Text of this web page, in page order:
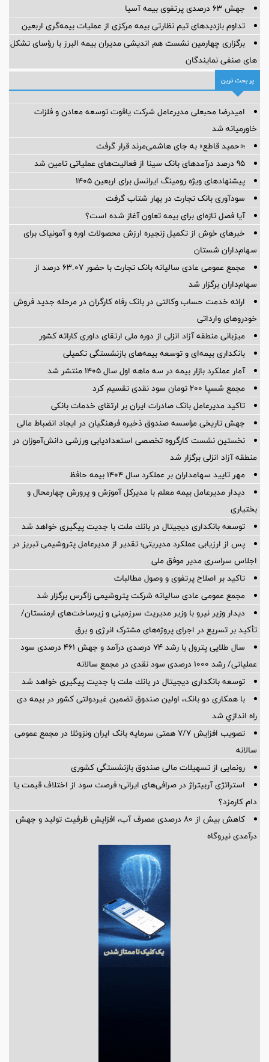
جهش ۶۳ درصدی پرتفوی بیمه آسیا
تداوم بازدیدهای تیم نظارتی بیمه مرکزی از عملیات بیمه‌گری اربعین
برگزاری چهارمین نشست هم اندیشی مدیران بیمه البرز با رؤسای تشکل
های صنفی نمایندگان
پر بحث ترین
امیدرضا محبعلی مدیرعامل شرکت یاقوت توسعه معادن و فلزات
خاورمیانه شد
؛«حمید قاطع» به جای هاشمی‌مرند قرار گرفت
95 درصد درآمدهای بانک سینا از فعالیت‌های عملیاتی تامین شد
پیشنهادهای ویژه رومینگ ایرانسل برای اربعین ۱۴۰۵
سودآوری بانک تجارت در بهار شتاب گرفت
آیا فصل تازه‌ای برای بیمه تعاون آغاز شده است؟
خبرهای خوش از تکمیل زنجیره ارزش محصولات اوره و آمونیاک برای
سهام‌داران شستان
مجمع عمومی عادی سالیانه بانک تجارت با حضور ۶۳.۰۷ درصد از
سهام‌داران برگزار شد
ارائه خدمت حساب وکالتی در بانک رفاه کارگران در مرحله جدید فروش
خودروهای وارداتی
میزبانی منطقه آزاد انزلی از دوره ملی ارتقای داوری كاراته كشور
بانکداری بیمه‌ای و توسعه بیمه‌های بازنشستگی تکمیلی
آمار عملكرد بازار بیمه در سه ماهه اول سال 1405 منتشر شد
مجمع شسپا 200 تومان سود نقدی تقسیم کرد
تاکید مدیرعامل بانک صادرات ایران بر ارتقای خدمات بانکی
جهش تاریخی مؤسسه صندوق ذخیره فرهنگیان در ایجاد انضباط مالی
نخستین نشست كارگروه تخصصی استعدادیابی ورزشی دانش‌آموزان در
منطقه آزاد انزلی برگزار شد
مهر تایید سهامداران بر عملكرد سال ۱۴۰۴ بیمه حافظ
دیدار مدیرعامل بیمه معلم با مدیرکل آموزش و پرورش چهارمحال و
بختیاری
توسعه بانكداری دیجیتال در بانك ملت با جدیت پیگیری خواهد شد
پس از ارزیابی عملکرد مدیریتی؛ تقدیر از مدیرعامل پتروشیمی تبریز در
اجلاس سراسری مدیر موفق ملی
تاکید بر اصلاح پرتفوی و وصول مطالبات
مجمع عمومی عادی سالیانه شرکت پتروشیمی زاگرس برگزار شد
دیدار وزیر نیرو با وزیر مدیریت سرزمینی و زیرساخت‌های ارمنستان/
تأکید بر تسریع در اجرای پروژه‌های مشترک انرژی و برق
سال طلایی پترول با رشد ۷۴ درصدی درآمد و جهش ۴۶۱ درصدی سود
عملیاتی/ رشد ۱۰۰۰ درصدی سود نقدی در مجمع سالانه
توسعه بانكداری دیجیتال در بانك ملت با جدیت پیگیری خواهد شد ‌
با همکاری دو بانک، اولین صندوق تضمین غیردولتی کشور در بیمه دی
راه اندازي شد
تصویب افزایش ۷/۷ همتی سرمایه بانک ایران ونزوئلا در مجمع عمومی
سالانه
رونمایی از تسهیلات مالی صندوق بازنشستگی کشوری
استراتژی آربیتراژ در صرافی‌های ایرانی؛ فرصت سود از اختلاف قیمت یا
دام کارمزد؟
کاهش بیش از ۸۰ درصدی مصرف آب، افزایش ظرفیت تولید و جهش
درآمدی نیروگاه